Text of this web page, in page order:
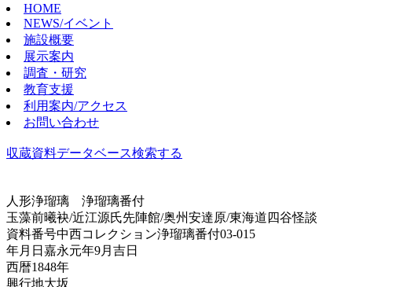
HOME
NEWS/イベント
施設概要
展示案内
調査・研究
教育支援
利用案内/アクセス
お問い合わせ
収蔵資料データベース検索する
人形浄瑠璃 浄瑠璃番付
玉藻前曦袂/近江源氏先陣館/奥州安達原/東海道四谷怪談
資料番号中西コレクション浄瑠璃番付03-015
年月日 嘉永元年9月吉日
西暦1848年
興行地大坂